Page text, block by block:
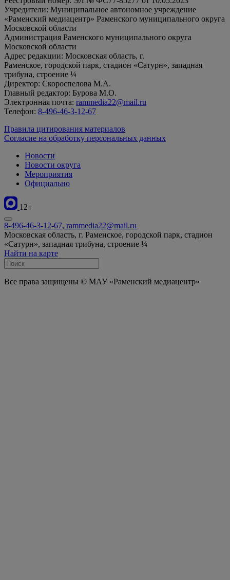
Учредители: Муниципальное автономное учреждение
«Раменский медиацентр» Раменского муниципального округа
Московской области
Администрация Раменского муниципального округа
Московской области
Адрес редакции: Московская область, г.
Раменское, городской парк, стадион «Сатурн», западная
трибуна, строение ¼
Директор: Скороспелова М.А.
Главный редактор: Бурова М.О.
Электронная почта: rammedia22@mail.ru
Телефон: 8-496-46-3-12-67
Правила цитирования материалов
Согласие на обработку персональных данных
Новости
Новости округа
Мероприятия
Официально
12+
8-496-46-3-12-67, rammedia22@mail.ru
Московская область, г. Раменское, городской парк, стадион
«Сатурн», западная трибуна, строение ¼
Найти на карте
Все права защищены © МАУ «Раменский медиацентр»